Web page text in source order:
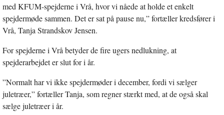
med KFUM-spejderne i Vrå, hvor vi nåede at holde et enkelt
spejdermøde sammen. Det er sat på pause nu,” fortæller kredsfører i
Vrå, Tanja Strandskov Jensen.
For spejderne i Vrå betyder de fire ugers nedlukning, at
spejderarbejdet er slut for i år.
”Normalt har vi ikke spejdermøder i december, fordi vi sælger
juletræer,” fortæller Tanja, som regner stærkt med, at de også skal
sælge juletræer i år.